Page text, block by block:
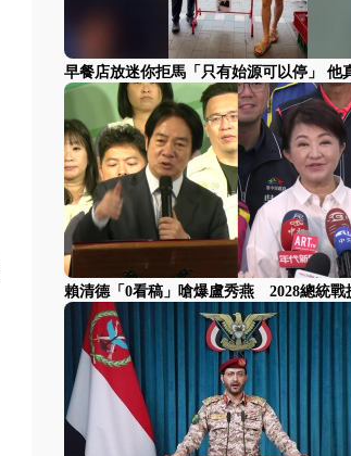
早餐店放迷你拒馬「只有始源可以停」 他
賴清德「0看稿」嗆爆盧秀燕 2028總統戰